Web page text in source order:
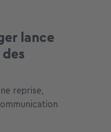
lance
reprise,